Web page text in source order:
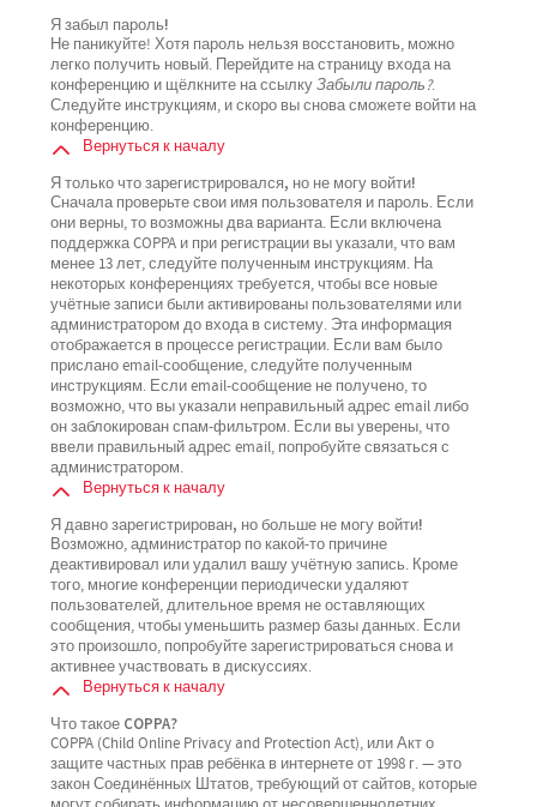
Я забыл пароль!
Не паникуйте! Хотя пароль нельзя восстановить, можно
легко получить новый. Перейдите на страницу входа на
конференцию и щёлкните на ссылкуЗабыли пароль?.
Следуйте инструкциям, и скоро вы снова сможете войти на
конференцию.
Вернуться к началу
Я только что зарегистрировался, но не могу войти!
Сначала проверьте свои имя пользователя и пароль. Если
они верны, то возможны два варианта. Если включена
поддержка COPPA и при регистрации вы указали, что вам
менее 13 лет, следуйте полученным инструкциям. На
некоторых конференциях требуется, чтобы все новые
учётные записи были активированы пользователями или
администратором до входа в систему. Эта информация
отображается в процессе регистрации. Если вам было
прислано email-сообщение, следуйте полученным
инструкциям. Если email-сообщение не получено, то
возможно, что вы указали неправильный адрес email либо
он заблокирован спам-фильтром. Если вы уверены, что
ввели правильный адрес email, попробуйте связаться с
администратором.
Вернуться к началу
Я давно зарегистрирован, но больше не могу войти!
Возможно, администратор по какой-то причине
деактивировал или удалил вашу учётную запись. Кроме
того, многие конференции периодически удаляют
пользователей, длительное время не оставляющих
сообщения, чтобы уменьшить размер базы данных. Если
это произошло, попробуйте зарегистрироваться снова и
активнее участвовать в дискуссиях.
Вернуться к началу
Что такое COPPA?
COPPA (Child Online Privacy and Protection Act), или Акт о
защите частных прав ребёнка в интернете от 1998 г. — это
закон Соединённых Штатов, требующий от сайтов, которые